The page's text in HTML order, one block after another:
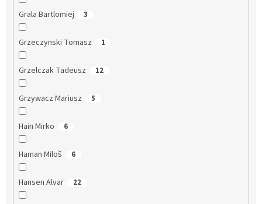
Grala Bartlomiej 3
Grzeczynski Tomasz 1
Grzelczak Tadeusz 12
Grzywacz Mariusz 5
Hain Mirko 6
Haman Miloš 6
Hansen Alvar 22